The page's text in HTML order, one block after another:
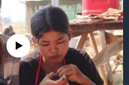
currently available